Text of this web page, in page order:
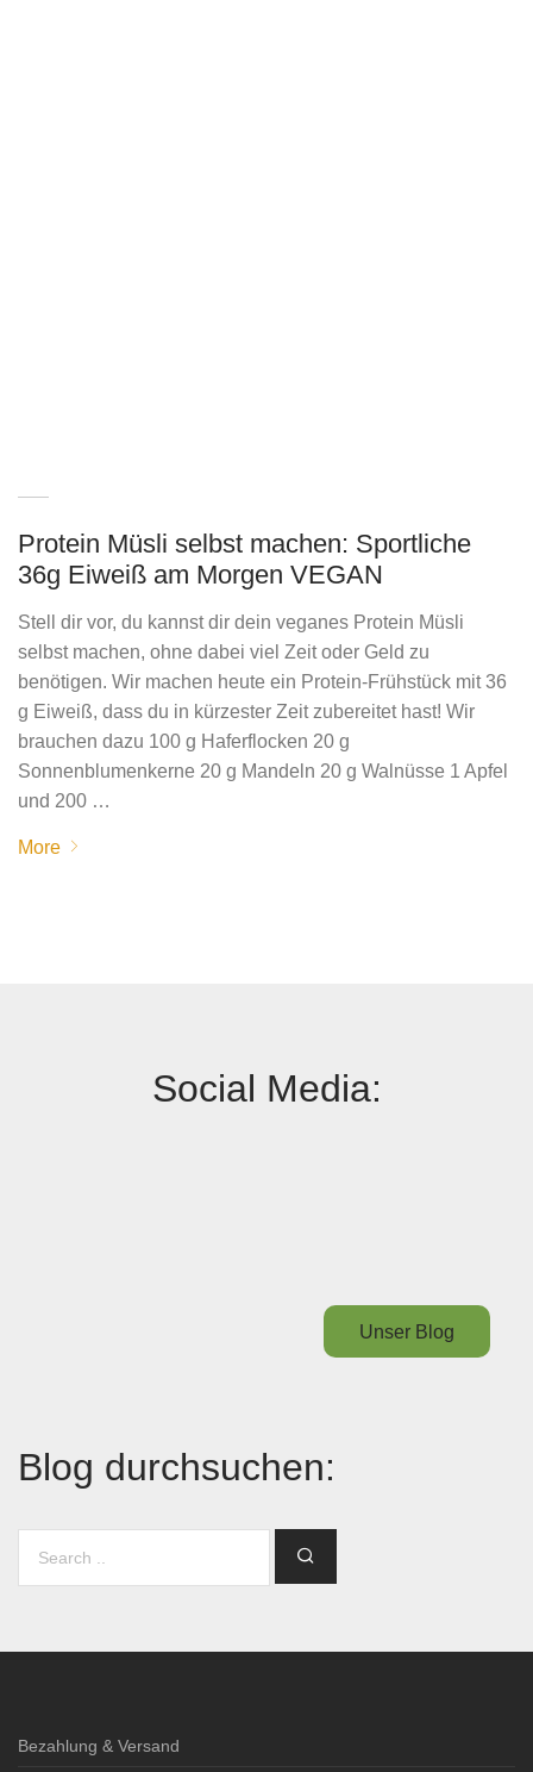
Protein Müsli selbst machen: Sportliche
36g Eiweiß am Morgen VEGAN
Stell dir vor, du kannst dir dein veganes Protein Müsli
selbst machen, ohne dabei viel Zeit oder Geld zu
benötigen. Wir machen heute ein Protein-Frühstück mit 36
g Eiweiß, dass du in kürzester Zeit zubereitet hast! Wir
brauchen dazu 100 g Haferflocken 20 g
Sonnenblumenkerne 20 g Mandeln 20 g Walnüsse 1 Apfel
und 200 …
More
Social Media:
Unser Blog
Blog durchsuchen:
Bezahlung & Versand